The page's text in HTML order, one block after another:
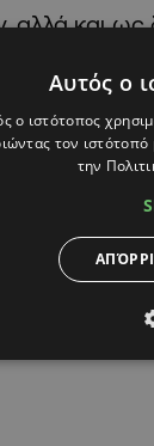
αλλά και ως
διαφάνεια
κάθε
να μάς
Αυτός ο
ο ιστότοπος
τον
την